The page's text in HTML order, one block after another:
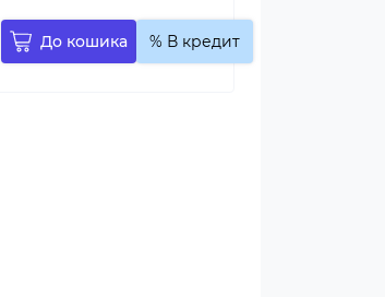
До кошика % В кредит